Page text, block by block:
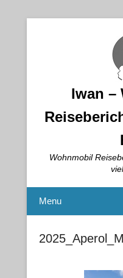
Iwan –
Wohnmobil
Menu